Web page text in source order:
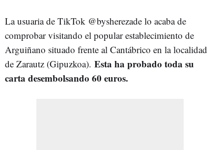
La usuaria de TikTok @bysherezade lo acaba de
comprobar visitando el popular establecimiento de
Arguiñano situado frente al Cantábrico en la localidad
de Zarautz (Gipuzkoa). Esta ha probado toda su
carta desembolsando 60 euros.